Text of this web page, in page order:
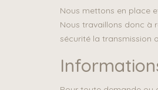
Nous mettons en place
Nous travaillons donc à
sécurité la transmission